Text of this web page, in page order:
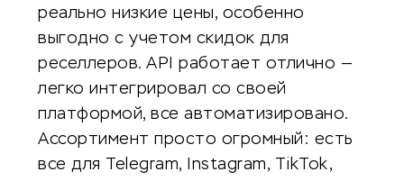
реально низкие цены, особенно
выгодно с учетом скидок для
реселлеров. API работает отлично —
легко интегрировал со своей
платформой, все автоматизировано.
Ассортимент просто огромный: есть
все для Telegram, Instagram, TikTok,